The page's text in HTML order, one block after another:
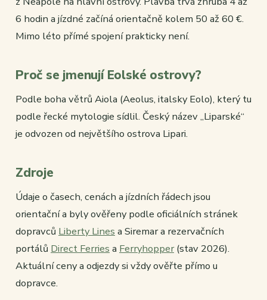
6 hodin a jízdné začíná orientačně kolem 50 až 60 €.
Mimo léto přímé spojení prakticky není.
Proč se jmenují Eolské ostrovy?
Podle boha větrů Aiola (Aeolus, italsky Eolo), který tu
podle řecké mytologie sídlil. Český název „Liparské“
je odvozen od největšího ostrova Lipari.
Zdroje
Údaje o časech, cenách a jízdních řádech jsou
orientační a byly ověřeny podle oficiálních stránek
dopravců Liberty Lines a Siremar a rezervačních
portálů Direct Ferries a Ferryhopper(stav 2026).
Aktuální ceny a odjezdy si vždy ověřte přímo u
dopravce.